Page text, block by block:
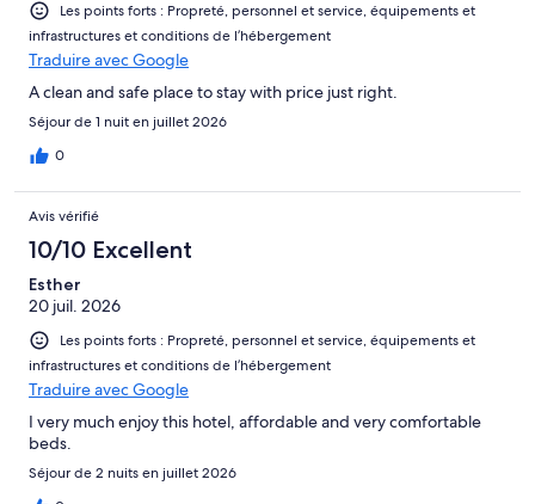
Les points forts : Propreté, personnel et service, équipements et
infrastructures et conditions de l’hébergement
Traduire avec Google
A clean and safe place to stay with price just right.
Séjour de 1 nuit en juillet 2026
0
Avis vérifié
10/10 Excellent
Esther
20 juil. 2026
Les points forts : Propreté, personnel et service, équipements et
infrastructures et conditions de l’hébergement
Traduire avec Google
I very much enjoy this hotel, affordable and very comfortable
beds.
Séjour de 2 nuits en juillet 2026